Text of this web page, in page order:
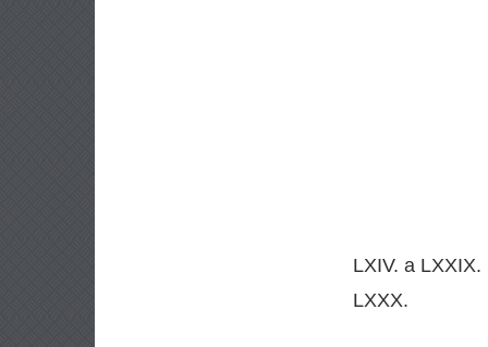
LXIV. a LXXIX.
LXXX.